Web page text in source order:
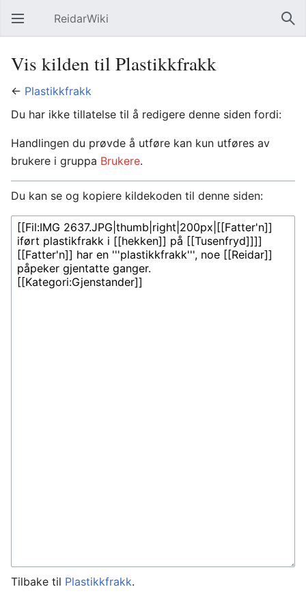
Åpne hovedmenyen ReidarWiki Søk
Vis kilden til Plastikkfrakk
← Plastikkfrakk
Du har ikke tillatelse til å redigere denne siden fordi:
Handlingen du prøvde å utføre kan kun utføres av
brukere i gruppa Brukere.
Du kan se og kopiere kildekoden til denne siden:
Tilbake til Plastikkfrakk.